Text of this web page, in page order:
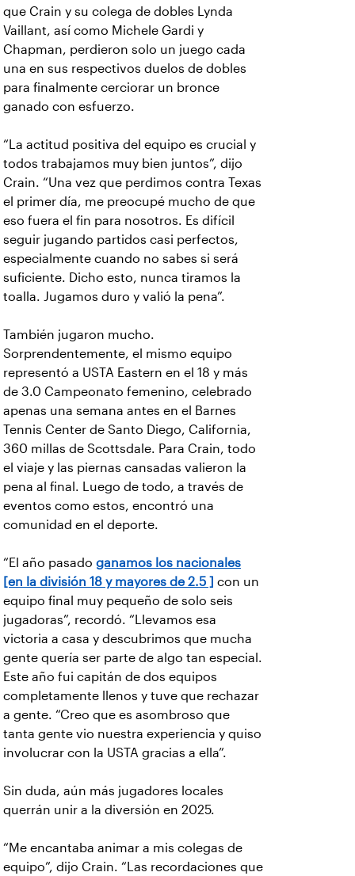
que Crain y su colega de dobles Lynda
Vaillant, así como Michele Gardi y
Chapman, perdieron solo un juego cada
una en sus respectivos duelos de dobles
para finalmente cerciorar un bronce
ganado con esfuerzo.
“La actitud positiva del equipo es crucial y
todos trabajamos muy bien juntos”, dijo
Crain. “Una vez que perdimos contra Texas
el primer día, me preocupé mucho de que
eso fuera el fin para nosotros. Es difícil
seguir jugando partidos casi perfectos,
especialmente cuando no sabes si será
suficiente. Dicho esto, nunca tiramos la
toalla. Jugamos duro y valió la pena”.
También jugaron mucho.
Sorprendentemente, el mismo equipo
representó a USTA Eastern en el 18 y más
de 3.0 Campeonato femenino, celebrado
apenas una semana antes en el Barnes
Tennis Center de Santo Diego, California,
360 millas de Scottsdale. Para Crain, todo
el viaje y las piernas cansadas valieron la
pena al final. Luego de todo, a través de
eventos como estos, encontró una
comunidad en el deporte.
“El año pasado ganamos los nacionales
[en la división 18 y mayores de 2.5 ] con un
equipo final muy pequeño de solo seis
jugadoras”, recordó. “Llevamos esa
victoria a casa y descubrimos que mucha
gente quería ser parte de algo tan especial.
Este año fui capitán de dos equipos
completamente llenos y tuve que rechazar
a gente. “Creo que es asombroso que
tanta gente vio nuestra experiencia y quiso
involucrar con la USTA gracias a ella”.
Sin duda, aún más jugadores locales
querrán unir a la diversión en 2025.
“Me encantaba animar a mis colegas de
equipo”, dijo Crain. “Las recordaciones que